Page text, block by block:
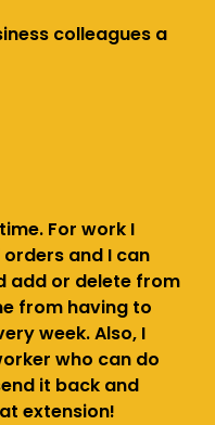
colleagues a
For work I
and I can
add or delete from
from having to
week. Also, I
who can do
it back and
extension!